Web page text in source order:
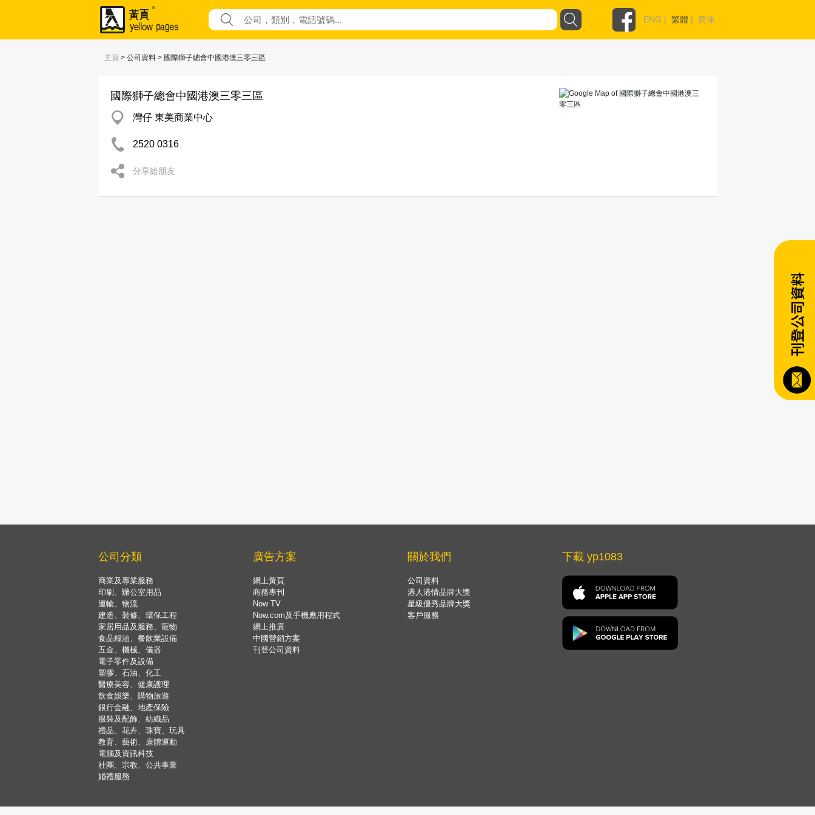
ENG | 繁體 | 简体
主頁 > 公司資料 > 國際獅子總會中國港澳三零三區
國際獅子總會中國港澳三零三區
灣仔 東美商業中心
2520 0316
分享給朋友
公司分類
商業及專業服務
印刷、辦公室用品
運輸、物流
建造、裝修、環保工程
家居用品及服務、寵物
食品糧油、餐飲業設備
五金、機械、儀器
電子零件及設備
塑膠、石油、化工
醫療美容、健康護理
飲食娛樂、購物旅遊
銀行金融、地產保險
服裝及配飾、紡織品
禮品、花卉、珠寶、玩具
教育、藝術、康體運動
電腦及資訊科技
社團、宗教、公共事業
婚禮服務
廣告方案
網上黃頁
商務專刊
Now TV
Now.com及手機應用程式
網上推廣
中國營銷方案
刊登公司資料
關於我們
公司資料
港人港情品牌大獎
星級優秀品牌大獎
客戶服務
下載 yp1083